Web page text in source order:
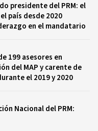
presidente del PRM: el
país desde 2020
en el mandatario
199 asesores en
del MAP y carente de
el 2019 y 2020
Nacional del PRM: